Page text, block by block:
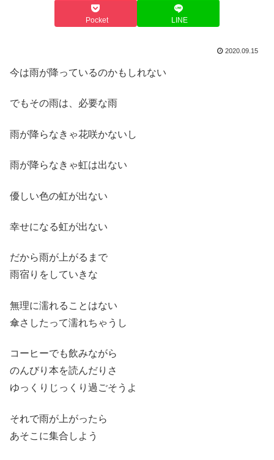
Pocket LINE
2020.09.15
今は雨が降っているのかもしれない
でもその雨は、必要な雨
雨が降らなきゃ花咲かないし
雨が降らなきゃ虹は出ない
優しい色の虹が出ない
幸せになる虹が出ない
だから雨が上がるまで
雨宿りをしていきな
無理に濡れることはない
傘さしたって濡れちゃうし
コーヒーでも飲みながら
のんびり本を読んだりさ
ゆっくりじっくり過ごそうよ
それで雨が上がったら
あそこに集合しよう